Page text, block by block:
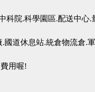
科院.科學園區.配送中心.
道休息站.統倉物流倉.
用喔!